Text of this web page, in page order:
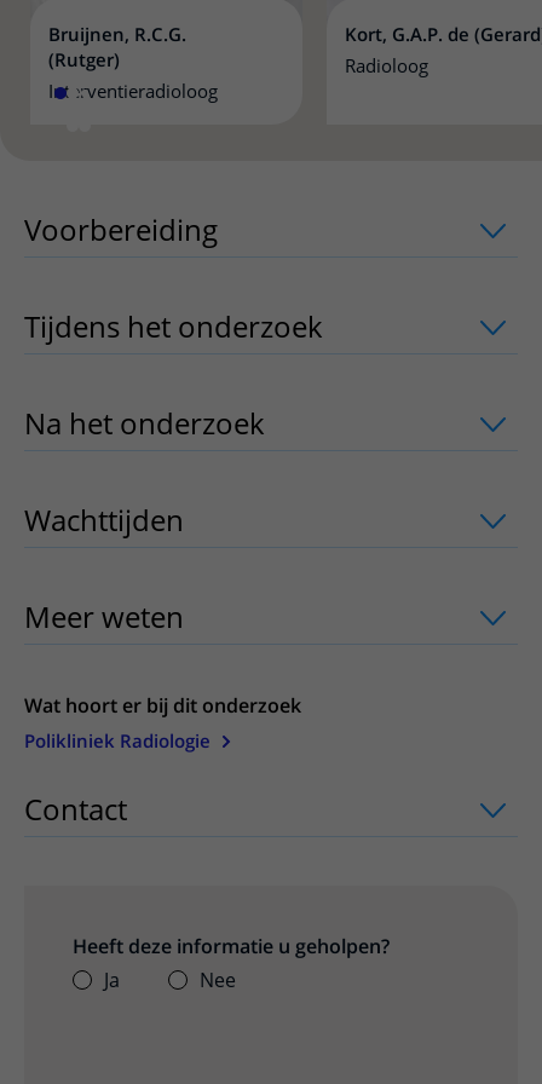
Bruijnen, R.C.G.
(Rutger)
Interventieradioloog
Kort, G.A.P. de
Radioloog
Voorbereiding uitklapper, klik om te
Tijdens het onderzoek uitklapper, klik
Na het onderzoek uitklapper, klik om
Wachttijden uitklapper, klik om te
Meer weten uitklapper, klik om te
Wat hoort er bij dit onderzoek
Polikliniek Radiologie
Contact uitklapper, klik om te openen
Heeft deze informatie u geholpen?
Ja
Nee